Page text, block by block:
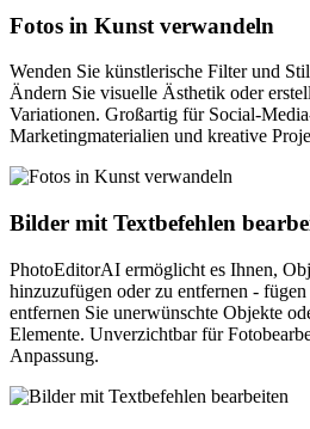
Fotos in Kunst verwandeln
Wenden Sie künstlerische Filter und
Ändern Sie visuelle Ästhetik oder
Variationen. Großartig für Social-
Marketingmaterialien und kreative
Bilder mit Textbefehlen
PhotoEditorAI ermöglicht es Ihnen,
hinzuzufügen oder zu entfernen -
entfernen Sie unerwünschte Objekte
Elemente. Unverzichtbar für
Anpassung.